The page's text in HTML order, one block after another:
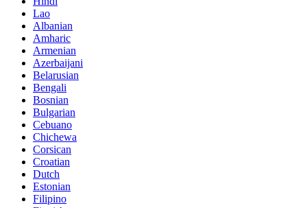
Lao
Albanian
Amharic
Armenian
Azerbaijani
Belarusian
Bengali
Bosnian
Bulgarian
Cebuano
Chichewa
Corsican
Croatian
Dutch
Estonian
Filipino